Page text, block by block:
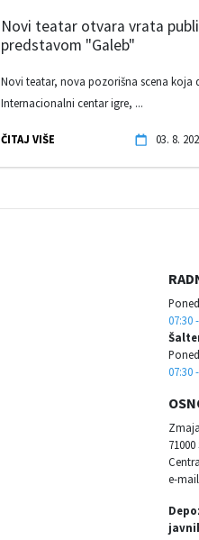
Novi teatar otvara vrata
predstavom "Galeb"
Novi teatar, nova pozorišna scena koja
Internacionalni centar igre, ...
ČITAJ VIŠE 03. 8.
07:30
07:30
e-